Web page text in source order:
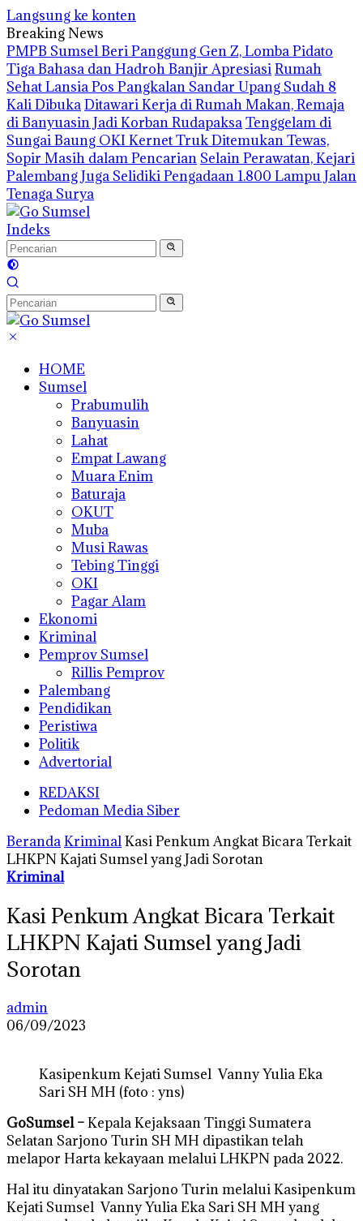
Langsung ke konten
Breaking News
PMPB Sumsel Beri Panggung Gen Z, Lomba Pidato
Tiga Bahasa dan Hadroh Banjir ApresiasiRumah
Sehat Lansia Pos Pangkalan Sandar Upang Sudah 8
Kali DibukaDitawari Kerja di Rumah Makan, Remaja
di Banyuasin Jadi Korban RudapaksaTenggelam di
Sungai Baung OKI Kernet Truk Ditemukan Tewas,
Sopir Masih dalam Pencarian Selain Perawatan, Kejari
Palembang Juga Selidiki Pengadaan 1.800 Lampu Jalan
Tenaga Surya
Indeks
HOME
Sumsel
Prabumulih
Banyuasin
Lahat
Empat Lawang
Muara Enim
Baturaja
OKUT
Muba
Musi Rawas
Tebing Tinggi
OKI
Pagar Alam
Ekonomi
Kriminal
Pemprov Sumsel
Rillis Pemprov
Palembang
Pendidikan
Peristiwa
Politik
Advertorial
REDAKSI
Pedoman Media Siber
BerandaKriminalKasi Penkum Angkat Bicara Terkait
LHKPN Kajati Sumsel yang Jadi Sorotan
Kriminal
Kasi Penkum Angkat Bicara Terkait
LHKPN Kajati Sumsel yang Jadi
Sorotan
admin
06/09/2023
Kasipenkum Kejati Sumsel Vanny Yulia Eka
Sari SH MH (foto : yns)
GoSumsel –Kepala Kejaksaan Tinggi Sumatera
Selatan Sarjono Turin SH MH dipastikan telah
melapor Harta kekayaan melalui LHKPN pada 2022.
Hal itu dinyatakan Sarjono Turin melalui Kasipenkum
Kejati Sumsel Vanny Yulia Eka Sari SH MH yang